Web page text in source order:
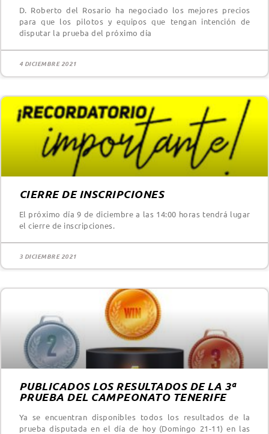
D. Roberto del Rosario ha negociado los mejores precios
para que los pilotos y equipos que tengan intención de
disputar la prueba del próximo día
4 DICIEMBRE 2021
CIERRE DE INSCRIPCIONES
El próximo día 9 de diciembre a las 14:00 horas tendrá lugar
el cierre de inscripciones.
3 DICIEMBRE 2021
PUBLICADOS LOS RESULTADOS DE LA 3ª
PRUEBA DEL CAMPEONATO TENERIFE
Ya se encuentran disponibles todos los resultados de la
prueba disputada en el día de hoy (Domingo 21-11) en las